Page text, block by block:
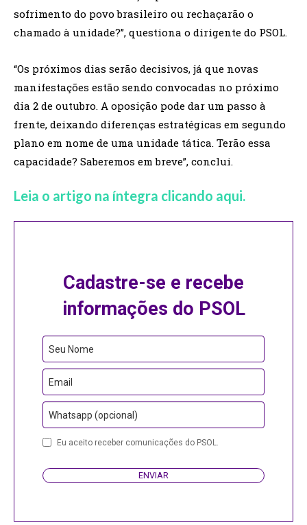
sofrimento do povo brasileiro ou rechaçarão o
chamado à unidade?”, questiona o dirigente do PSOL.
“Os próximos dias serão decisivos, já que novas
manifestações estão sendo convocadas no próximo
dia 2 de outubro. A oposição pode dar um passo à
frente, deixando diferenças estratégicas em segundo
plano em nome de uma unidade tática. Terão essa
capacidade? Saberemos em breve”, conclui.
Leia o artigo na íntegra clicando aqui.
Cadastre-se e recebe
informações do PSOL
Seu Nome
Email
Whatsapp (opcional)
Eu aceito receber comunicações do PSOL.
ENVIAR